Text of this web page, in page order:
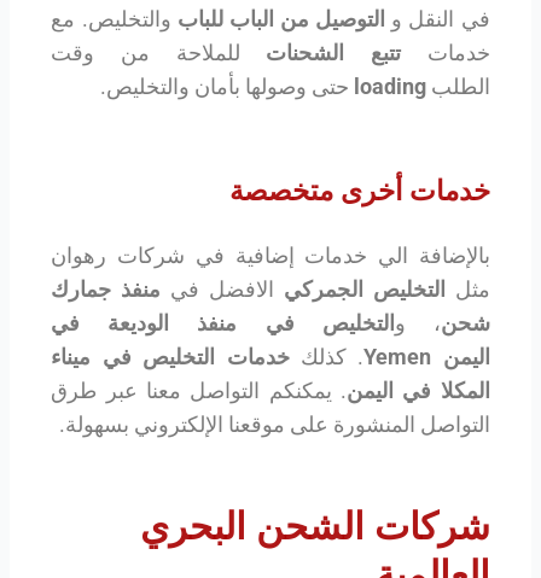
في النقل و التوصيل من الباب للباب والتخليص. مع
خدماتتتبع الشحنات للملاحة من وقت
الطلبloading حتى وصولها بأمان والتخليص.
خدمات أخرى متخصصة
بالإضافة الي خدمات إضافية في شركات رهوان
مثل التخليص الجمركي الافضل في منفذ جمارك
شحن، والتخليص في منفذ الوديعة في
اليمن Yemen. كذلكخدمات التخليص في ميناء
المكلا في اليمن. يمكنكم التواصل معنا عبر طرق
التواصل المنشورة على موقعنا الإلكتروني بسهولة.
شركات الشحن البحري